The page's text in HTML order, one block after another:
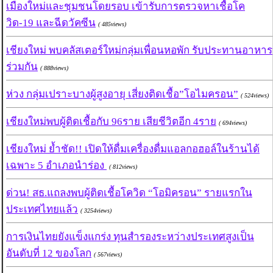
เมืองใหม่และชุมชนโดยรอบ เข้ารับการตรวจหาเชื้อโค
วิด-19 และฉีดวัคซีน ( 485views)
เชียงใหม่ พบคลัสเตอร์ใหม่กลุ่มเพื่อนหอพัก รับประทานอาหาร
ร่วมกัน ( 888views)
ห่วง กลุ่มเปราะบางผู้สูงอายุ เสี่ยงติดเชื้อ”โอไมครอน” ( 524views)
เชียงใหม่พบผู้ติดเชื้อกับ 96ราย เสียชีวิตอีก 4ราย ( 694views)
เชียงใหม่ ย้ำชัด!! เปิดให้ดื่มเครื่องดื่มแอลกอฮอล์ในร้านได้
เฉพาะ 5 อำเภอนำร่อง
( 812views)
ด่วน! สธ.แถลงพบผู้ติดเชื้อโควิด “โอมิครอน” รายแรกใน
ประเทศไทยแล้ว ( 3254views)
การเงินไทยยังแข็งแกร่ง ทุนสำรองระหว่างประเทศสูงเป็น
อันดับที่ 12 ของโลก ( 567views)